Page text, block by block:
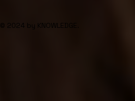
© 2024 by KNOWLEDGE.